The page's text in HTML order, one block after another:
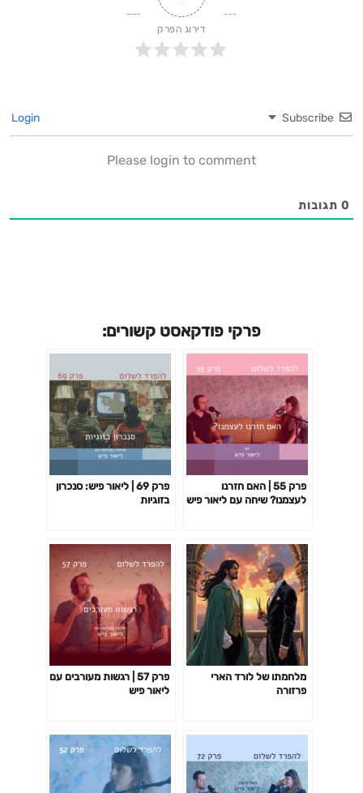
דירוג הפרק
Subscribe
Please login to comment
0 תגובות
פרקי פודקאסט קשורים:
פרק 55 | האם חזרנו
לעצמנו? שיחה עם ליאור פיש
פרק 69 | ליאור פיש: סנכרון
בזוגיות
מלחמתו של לורד הארי
פרזורה
פרק 57 | רגשות מעורבים עם
ליאור פיש